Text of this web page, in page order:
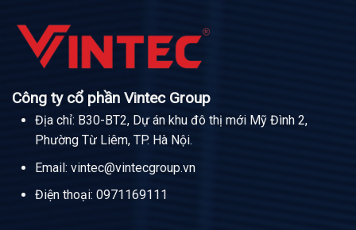
Công ty cổ phần Vintec Group
Địa chỉ: B30-BT2, Dự án khu đô thị mới Mỹ Đình 2,
Phường Từ Liêm, TP. Hà Nội.
Email:vintec@vintecgroup.vn
Điện thoại:0971169111